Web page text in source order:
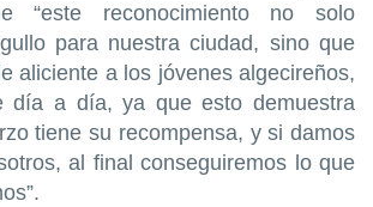
“este reconocimiento no solo
para nuestra ciudad, sino que
aliciente a los jóvenes algecireños,
día a día, ya que esto demuestra
tiene su recompensa, y si damos
al final conseguiremos lo que